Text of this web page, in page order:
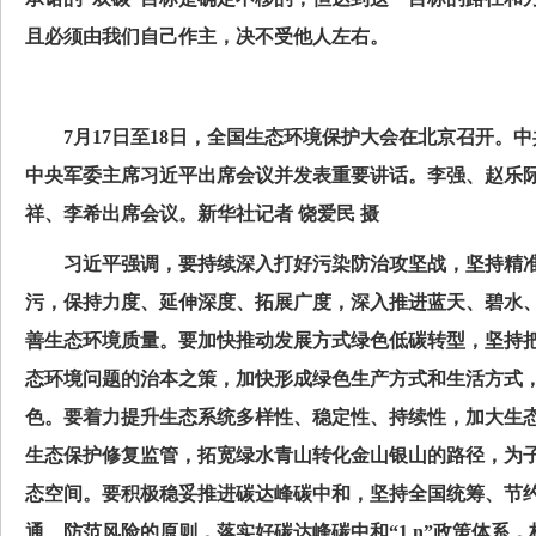
且必须由我们自己作主，决不受他人左右。
7月17日至18日，全国生态环境保护大会在北京召开。中
中央军委主席习近平出席会议并发表重要讲话。李强、赵乐
祥、李希出席会议。新华社记者 饶爱民 摄
习近平强调，要持续深入打好污染防治攻坚战，坚持精
污，保持力度、延伸深度、拓展广度，深入推进蓝天、碧水
善生态环境质量。要加快推动发展方式绿色低碳转型，坚持
态环境问题的治本之策，加快形成绿色生产方式和生活方式
色。要着力提升生态系统多样性、稳定性、持续性，加大生
生态保护修复监管，拓宽绿水青山转化金山银山的路径，为
态空间。要积极稳妥推进碳达峰碳中和，坚持全国统筹、节
通、防范风险的原则，落实好碳达峰碳中和“1 n”政策体系